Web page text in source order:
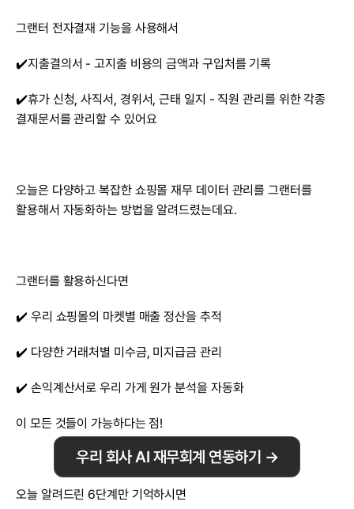
그랜터 전자결재 기능을 사용해서
✔️지출결의서 - 고지출 비용의 금액과 구입처를 기록
✔️휴가 신청, 사직서, 경위서, 근태 일지 - 직원 관리를 위한 각종
결재문서를 관리할 수 있어요
오늘은 다양하고 복잡한 쇼핑몰 재무 데이터 관리를 그랜터를
활용해서 자동화하는 방법을 알려드렸는데요.
그랜터를 활용하신다면
✔️ 우리 쇼핑몰의 마켓별 매출 정산을 추적
✔️ 다양한 거래처별 미수금, 미지급금 관리
✔️ 손익계산서로 우리 가게 원가 분석을 자동화
이 모든 것들이 가능하다는 점!
오늘 알려드린 6단계만 기억하시면
우리 회사 AI 재무회계 연동하기 →